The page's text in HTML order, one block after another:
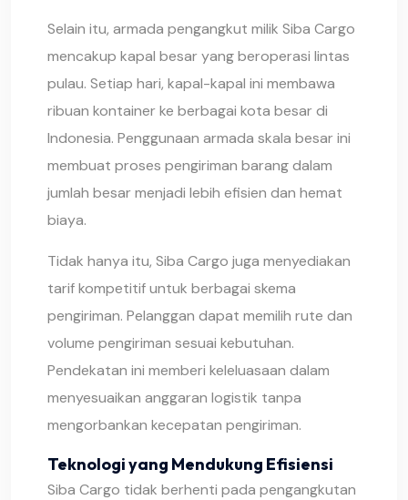
Selain itu, armada pengangkut milik Siba Cargo
mencakup kapal besar yang beroperasi lintas
pulau. Setiap hari, kapal-kapal ini membawa
ribuan kontainer ke berbagai kota besar di
Indonesia. Penggunaan armada skala besar ini
membuat proses pengiriman barang dalam
jumlah besar menjadi lebih efisien dan hemat
biaya.
Tidak hanya itu, Siba Cargo juga menyediakan
tarif kompetitif untuk berbagai skema
pengiriman. Pelanggan dapat memilih rute dan
volume pengiriman sesuai kebutuhan.
Pendekatan ini memberi keleluasaan dalam
menyesuaikan anggaran logistik tanpa
mengorbankan kecepatan pengiriman.
Teknologi yang Mendukung Efisiensi
Siba Cargo tidak berhenti pada pengangkutan